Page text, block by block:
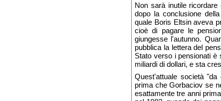
Non sarà inutile
dopo la conclusione
quale Boris Eltsin aveva
cioè di pagare le
giungesse l'autunno.
pubblica la lettera del
Stato verso i pensionati è
miliardi di dollari, e sta
Quest'attuale società
prima che Gorbaciov se
esattamente tre anni